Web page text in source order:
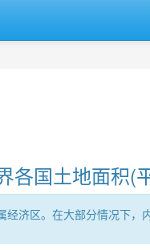
各国土地面积(
济区。在大部分情况下，